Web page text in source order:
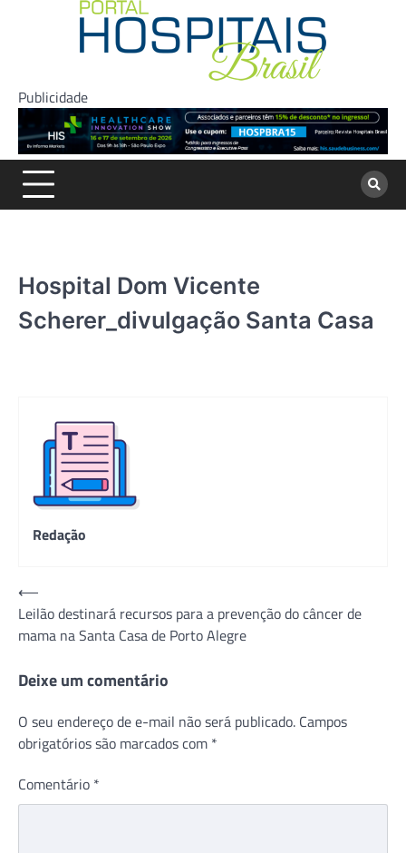
Publicidade
Hospital Dom Vicente
Scherer_divulgação Santa Casa
Redação
Navegação
de
Post
⟵
Leilão destinará recursos para a prevenção do câncer de
mama na Santa Casa de Porto Alegre
Deixe um comentário
O seu endereço de e-mail não será publicado. Campos
obrigatórios são marcados com *
Comentário *